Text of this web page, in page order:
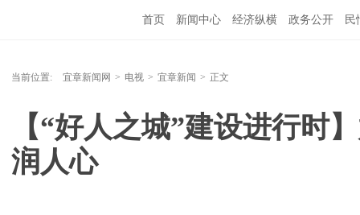
首页 新闻中心 经济纵横 政务公开 民
当前位置: 宜章新闻网 > 电视 > 宜章新闻 > 正文
【“好人之城”建设进行时
润人心